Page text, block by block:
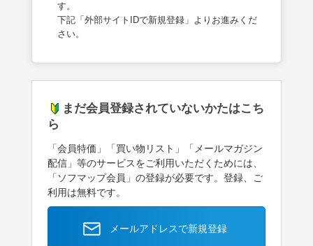
す。
下記「外部サイトIDで新規登録」よりお進みくだ
さい。
まだ会員登録されていないかたはこち
ら
「会員特価」「買い物リスト」「メールマガジン
配信」等のサービスをご利用いただくためには、
「ソフマップ会員」の登録が必要です。登録、ご
利用は無料です。
メールアドレスで新規登録